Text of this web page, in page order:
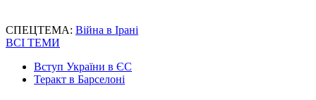
СПЕЦТЕМА: Війна в Ірані
ВСІ ТЕМИ
Вступ України в ЄС
Теракт в Барселоні